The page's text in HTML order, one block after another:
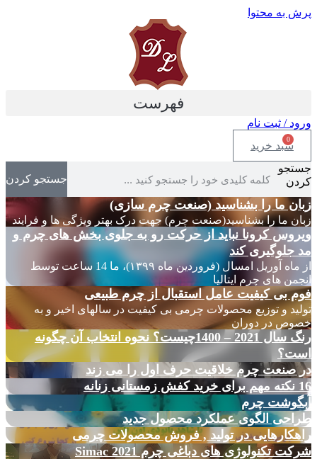
پرش به محتوا
فهرست
ورود / ثبت نام
0
سبد خرید
جستجو
کردن
جستجو کردن
زبان ما را بشناسید (صنعت چرم سازی)
زبان ما را بشناسید(صنعت چرم) جهت درک بهتر ویژگی ها و فرایند
ویروس کرونا نباید از حرکت رو به جلوی بخش های چرم و
مد جلوگیری کند
از ماه آوریل امسال (فروردین ماه ۱۳۹۹)، ما 14 ساعت توسط
انجمن های چرم ایتالیا
فوم بی کیفیت عامل استقبال از چرم طبیعی
تولید و توزیع محصولات چرمی بی کیفیت در سالهای اخیر و به
خصوص در دوران
رنگ سال 2021 – 1400چیست؟ نحوه انتخاب آن چگونه
است؟
در صنعت چرم خلاقیت حرف اول را می زند
16 نکته مهم برای خرید کفش زمستانی زنانه
آبگوشت چرم
طراحی الگوی عملکرد محصول جدید
راهکارهایی در تولید , فروش محصولات چرمی
شرکت تکنولوژی های دباغی چرم Simac 2021